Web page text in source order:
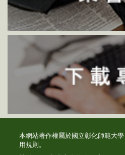
本網站著作權屬於國立彰化師範大
用規則 。